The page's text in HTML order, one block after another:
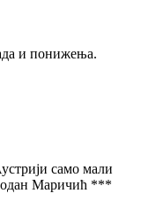
и понижења.
само мали
Маричић ***